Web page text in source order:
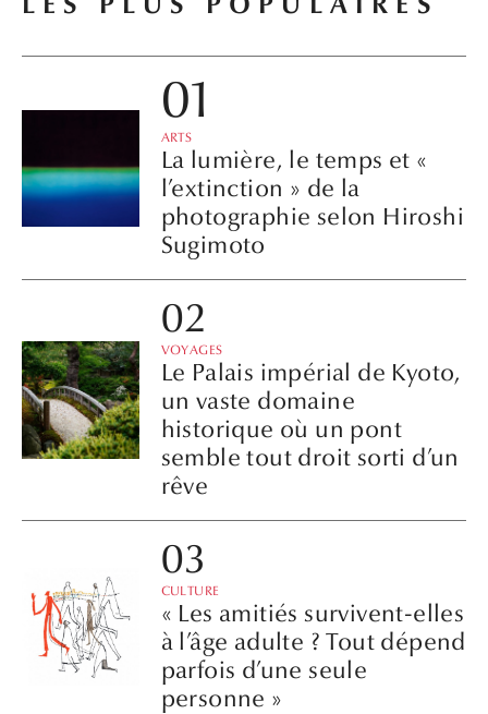
ARTS
La lumière, le temps et «
l’extinction » de la
photographie selon Hiroshi
Sugimoto
VOYAGES
Le Palais impérial de Kyoto,
un vaste domaine
historique où un pont
semble tout droit sorti d’un
rêve
CULTURE
« Les amitiés survivent-elles
à l’âge adulte ? Tout dépend
parfois d’une seule
personne »